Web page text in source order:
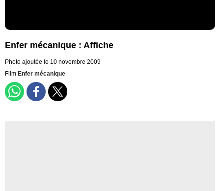
Enfer mécanique : Affiche
Photo ajoutée le 10 novembre 2009
Film Enfer mécanique